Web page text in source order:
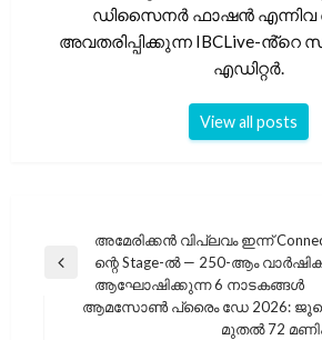
ഡിസൈനർ ഫാഷൻ എന്നിവ
അവതരിപ്പിക്കുന്ന IBCLive-ൻ്റെ
എഡിറ്റർ.
View all posts
പോസ്റ്റുകളിലൂടെ
Previous
അമേരിക്കൻ വിപ്ലവം ഇന്ന്
ന്റെ Stage-ൽ — 250-ആം
ആഘോഷിക്കുന്ന 6 നാടകങ്ങൾ
ആമസോൺ പ്രൈം ഡേ 2026:
മുതൽ 72